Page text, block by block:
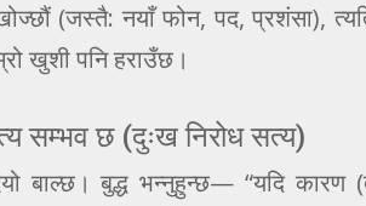
(जस्तै: नयाँ फोन, पद, प्रशंसा),
खुशी पनि हराउँछ।
सम्भव छ (दुःख निरोध सत्य)
बाल्छ। बुद्ध भन्नुहुन्छ— “यदि कारण